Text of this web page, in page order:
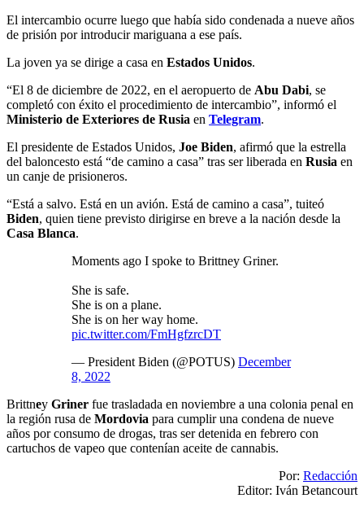
El intercambio ocurre luego que había sido condenada a nueve años
de prisión por introducir mariguana a ese país.
La joven ya se dirige a casa en Estados Unidos.
“El 8 de diciembre de 2022, en el aeropuerto de Abu Dabi, se
completó con éxito el procedimiento de intercambio”, informó el
Ministerio de Exteriores de Rusia en Telegram.
El presidente de Estados Unidos, Joe Biden, afirmó que la estrella
del baloncesto está “de camino a casa” tras ser liberada en Rusia en
un canje de prisioneros.
“Está a salvo. Está en un avión. Está de camino a casa”, tuiteó
Biden, quien tiene previsto dirigirse en breve a la nación desde la
Casa Blanca.
Moments ago I spoke to Brittney Griner.
She is safe.
She is on a plane.
She is on her way home.
pic.twitter.com/FmHgfzrcDT
— President Biden (@POTUS) December
8, 2022
Brittney Griner fue trasladada en noviembre a una colonia penal en
la región rusa de Mordovia para cumplir una condena de nueve
años por consumo de drogas, tras ser detenida en febrero con
cartuchos de vapeo que contenían aceite de cannabis.
Por: Redacción
Editor: Iván Betancourt